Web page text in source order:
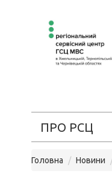
ПРО РСЦ
Головна Новини